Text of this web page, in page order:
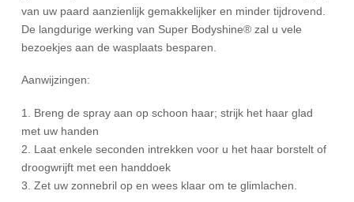
van uw paard aanzienlijk gemakkelijker en minder tijdrovend.
De langdurige werking van Super Bodyshine® zal u vele
bezoekjes aan de wasplaats besparen.
Aanwijzingen:
1. Breng de spray aan op schoon haar; strijk het haar glad
met uw handen
2. Laat enkele seconden intrekken voor u het haar borstelt of
droogwrijft met een handdoek
3. Zet uw zonnebril op en wees klaar om te glimlachen.